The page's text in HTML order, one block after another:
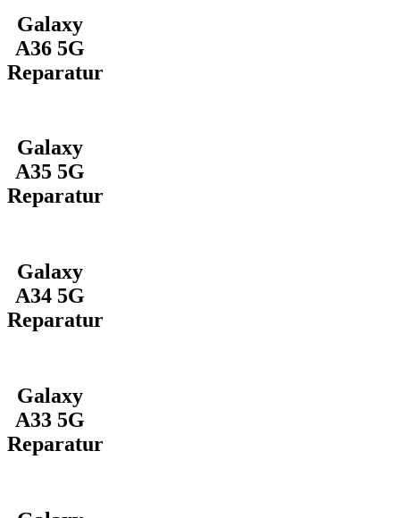
Galaxy
A36 5G
Reparatur
Galaxy
A35 5G
Reparatur
Galaxy
A34 5G
Reparatur
Galaxy
A33 5G
Reparatur